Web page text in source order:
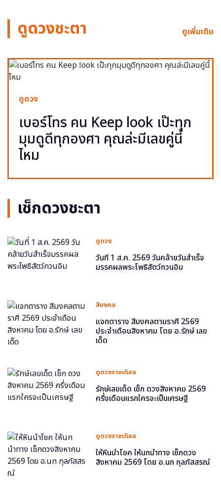
ดูดวงชะตา ดูเพิ่มเติม
ดูดวง
เบอร์โทร คน Keep look เป๊ะทุก
มุมดูดีทุกองศา คุณล่ะมีเลขคู่นี้
ไหม
เช็กดวงชะตา
ดูดวง
วันที่ 1 ส.ค. 2569 วันคล้ายวันสำเร็จ
มรรคผลพระโพธิสัตว์กวนอิม
สีมงคล
แจกตาราง สีมงคลตามราศี 2569
ประจำเดือนสิงหาคม โดย อ.รักษ์ เลข
เด็ด
ดูดวงรายเดือน
รักษ์เลขเด็ด เช็ก ดวงสิงหาคม 2569
ครึ่งเดือนแรกใครจะเป็นเศรษฐี
ดูดวงรายเดือน
ให้หินนำโชค ให้นกนำทาง เช็กดวง
สิงหาคม 2569 โดย อ.นก กุลภัสสรณ์